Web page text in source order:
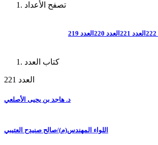
تصفح الأعداد
العدد 221 العدد 220 العدد 219
كتاب العدد
العدد 221
د. هاجد بن يحيى الأصلعي
اللواء المهندس(م)/صالح صنيدح العتيبي